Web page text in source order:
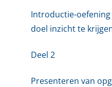
Introductie-
doel inzicht te
Deel 2
Presenteren van